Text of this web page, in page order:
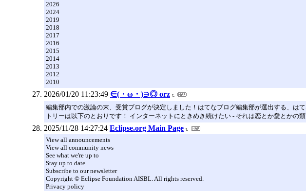
2026
2024
2019
2018
2017
2016
2015
2014
2013
2012
2010
2026/01/20 11:23:49 ∈(・ω・)∋◎ orz
編集部内での激論の末、受賞ブログが決定しました！はてなブログ編集部が選出する、は
トリーは以下のとおりです！ インターネットにときめき続けたい - それは恋とか愛とかの
2025/11/28 14:27:24 Eclipse.org Main Page
View all announcements
View all community news
See what we're up to
Stay up to date
Subscribe to our newsletter
Copyright © Eclipse Foundation AISBL. All rights reserved.
Privacy policy